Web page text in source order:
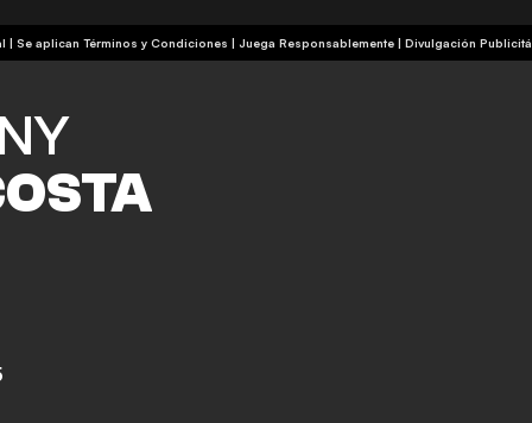
+18 | Contenido Comercial | Se aplican Términos y Condiciones | Juega Responsablemente| Divulgación